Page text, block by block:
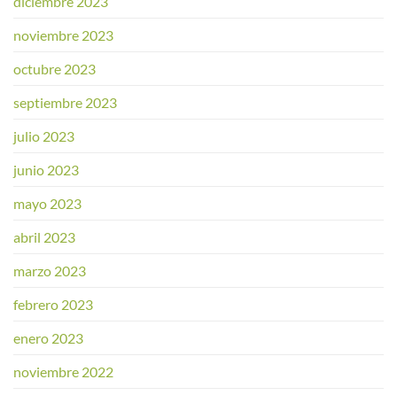
noviembre 2023
octubre 2023
septiembre 2023
julio 2023
junio 2023
mayo 2023
abril 2023
marzo 2023
febrero 2023
enero 2023
noviembre 2022